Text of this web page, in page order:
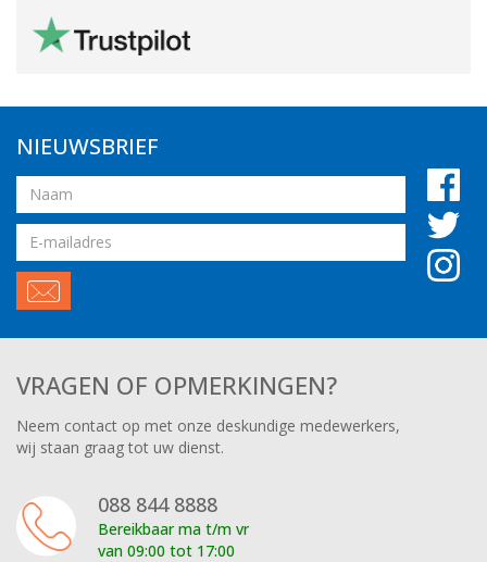
NIEUWSBRIEF
Naam
Email
VRAGEN OF OPMERKINGEN?
Neem contact op met onze deskundige medewerkers,
wij staan graag tot uw dienst.
088 844 8888
Bereikbaar ma t/m vr
van 09:00 tot 17:00